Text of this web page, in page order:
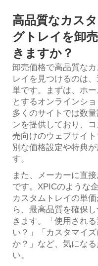
高品質なカス
グトレイを卸
きますか？
卸売価格で高品質な
レイを見つけるのは
単です。まずは、ホ
とするオンラインシ
多くのサイトでは数
ンを提供しており、
売向けのウェブサイ
別な価格設定や特典
す。
また、メーカーに直
です。XPICのような
カスタムトレイの単
ら、最高品質を確保
きます。「使用され
い？」「カスタマイ
か？」など、気にな
い。